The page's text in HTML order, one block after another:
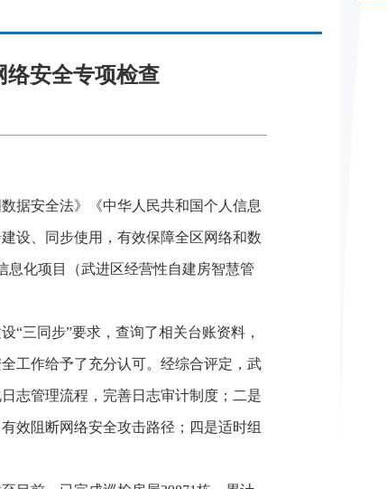
络安全专项检查
据安全法》《中华人民共和国个人信息
设、同步使用，有效保障全区网络和数
息化项目（武进区经营性自建房智慧管
“三同步”要求，查询了相关台账资料，
工作给予了充分认可。经综合评定，武
志管理流程，完善日志审计制度；二是
效阻断网络安全攻击路径；四是适时组